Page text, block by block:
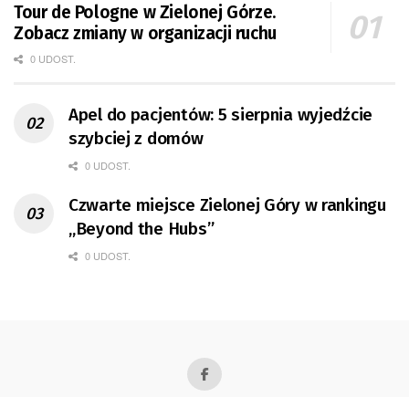
Tour de Pologne w Zielonej Górze.
Zobacz zmiany w organizacji ruchu
0 UDOST.
Apel do pacjentów: 5 sierpnia wyjedźcie
szybciej z domów
0 UDOST.
Czwarte miejsce Zielonej Góry w rankingu
„Beyond the Hubs”
0 UDOST.